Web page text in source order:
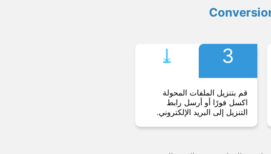
3
⤓︎
قم بتنزيل الملفات المحولة
اكسل فورًا أو أرسل رابط
التنزيل إلى البريد الإلكتروني.